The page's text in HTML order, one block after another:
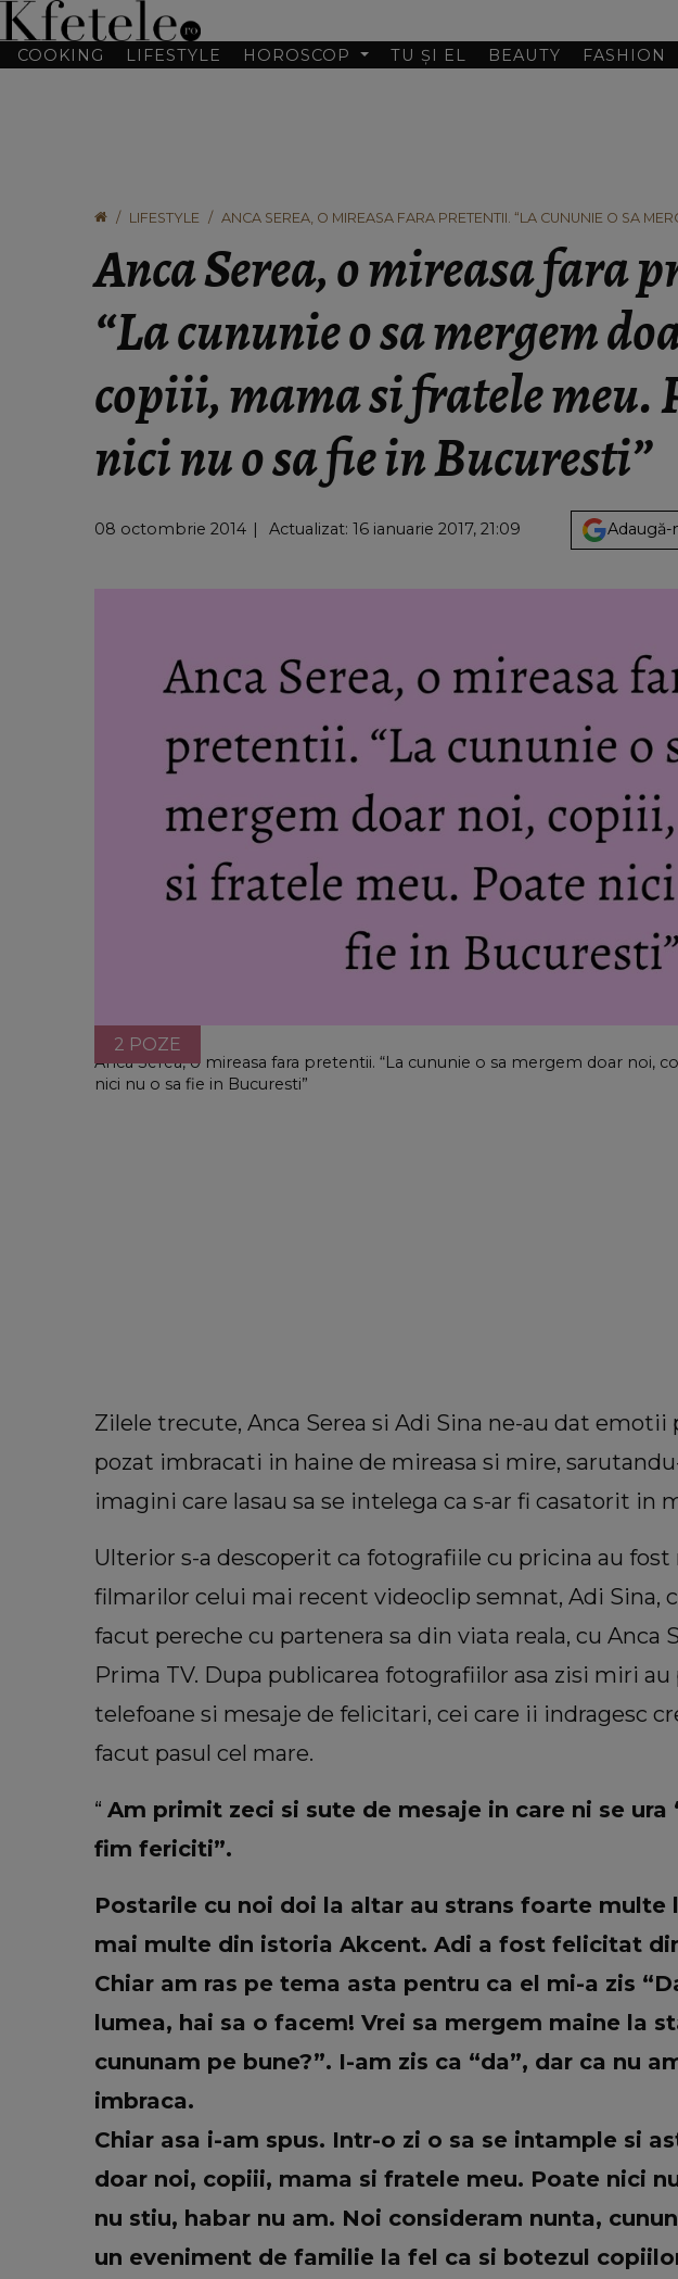
COOKING LIFESTYLE HOROSCOP TU ȘI EL BEAUTY FASHION
LIFESTYLE
ANCA SEREA, O MIREASA FARA PRETENTII. “LA CUNUNIE O SA
Anca Serea, o mireasa fara
“La cununie o sa mergem
copiii, mama si fratele meu.
nici nu o sa fie in Bucuresti”
08 octombrie 2014 Actualizat: 16 ianuarie 2017, 21:09 Adaugă-
Anca Serea, o mireasa fara pretentii. “La cununie o sa mergem doar noi,
nici nu o sa fie in Bucuresti”
2 POZE
Zilele trecute, Anca Serea si Adi Sina ne-au dat emotii
pozat imbracati in haine de mireasa si mire,
imagini care lasau sa se intelega ca s-ar fi casatorit in
Ulterior s-a descoperit ca fotografiile cu pricina au
filmarilor celui mai recent videoclip semnat, Adi Sina,
facut pereche cu partenera sa din viata reala, cu Anca
Prima TV. Dupa publicarea fotografiilor asa zisi miri
telefoane si mesaje de felicitari, cei care ii indragesc
facut pasul cel mare.
“ Am primit zeci si sute de mesaje in care ni se ura
fim fericiti”.
Postarile cu noi doi la altar au strans foarte multe
mai multe din istoria Akcent. Adi a fost felicitat
Chiar am ras pe tema asta pentru ca el mi-a zis
lumea, hai sa o facem! Vrei sa mergem maine la
cununam pe bune?”. I-am zis ca “da”, dar ca nu
imbraca.
Chiar asa i-am spus. Intr-o zi o sa se intample si
doar noi, copiii, mama si fratele meu. Poate nici
nu stiu, habar nu am. Noi consideram nunta,
un eveniment de familie la fel ca si botezul
Ce i-ar transmite Cristina Spătar
versiunii din trecut dacă ar avea
ocazia: “Viața mi-a demosntrat că
lucrurile nu stau așa.”
Care este
pentru un